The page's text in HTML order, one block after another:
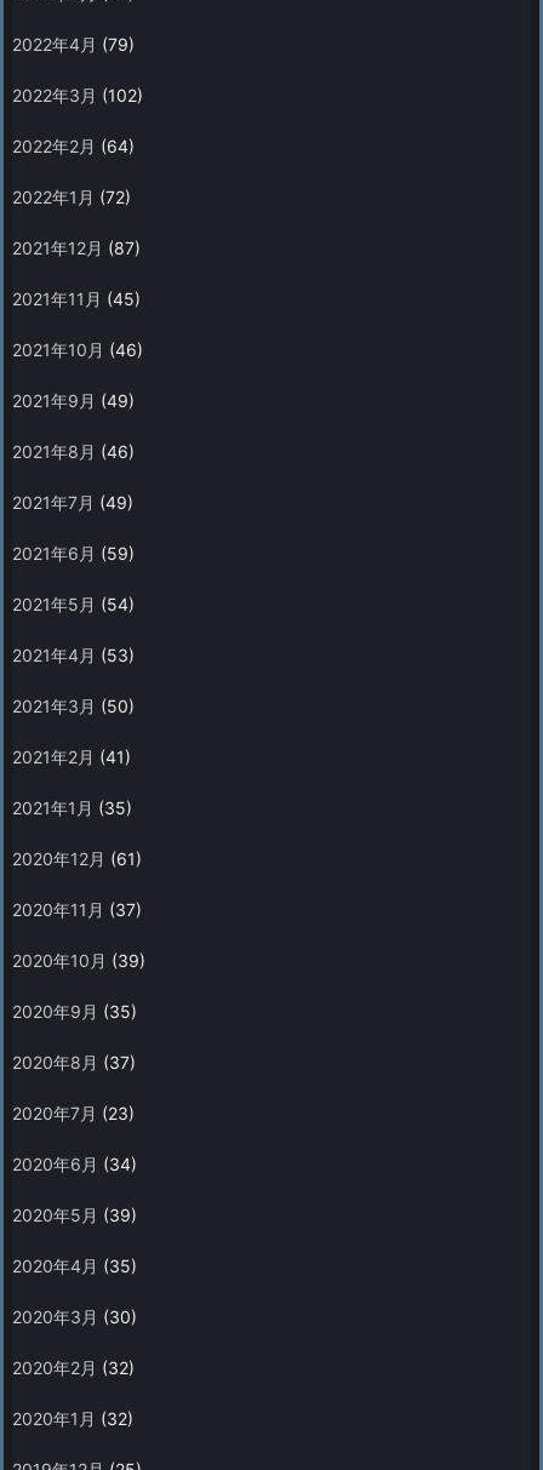
2022年4月 (79)
2022年3月 (102)
2022年2月 (64)
2022年1月 (72)
2021年12月 (87)
2021年11月 (45)
2021年10月 (46)
2021年9月 (49)
2021年8月 (46)
2021年7月 (49)
2021年6月 (59)
2021年5月 (54)
2021年4月 (53)
2021年3月 (50)
2021年2月 (41)
2021年1月 (35)
2020年12月 (61)
2020年11月 (37)
2020年10月 (39)
2020年9月 (35)
2020年8月 (37)
2020年7月 (23)
2020年6月 (34)
2020年5月 (39)
2020年4月 (35)
2020年3月 (30)
2020年2月 (32)
2020年1月 (32)